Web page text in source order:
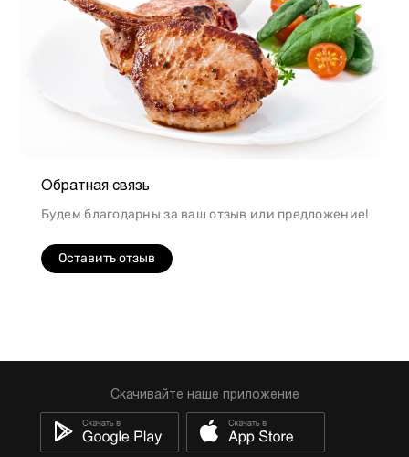
Обратная связь
Будем благодарны за ваш отзыв или предложение!
Оставить отзыв
Скачивайте наше приложение